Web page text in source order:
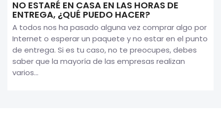
NO ESTARÉ EN CASA EN LAS HORAS DE
ENTREGA, ¿QUÉ PUEDO HACER?
A todos nos ha pasado alguna vez comprar algo por
Internet o esperar un paquete y no estar en el punto
de entrega. Si es tu caso, no te preocupes, debes
saber que la mayoría de las empresas realizan
varios...